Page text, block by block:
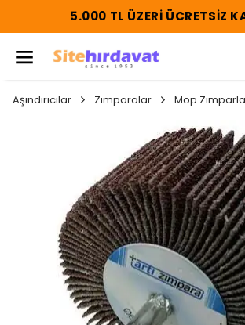
5.000 TL ÜZERI ÜCRETSIZ
Aşındırıcılar Zımparalar Mop